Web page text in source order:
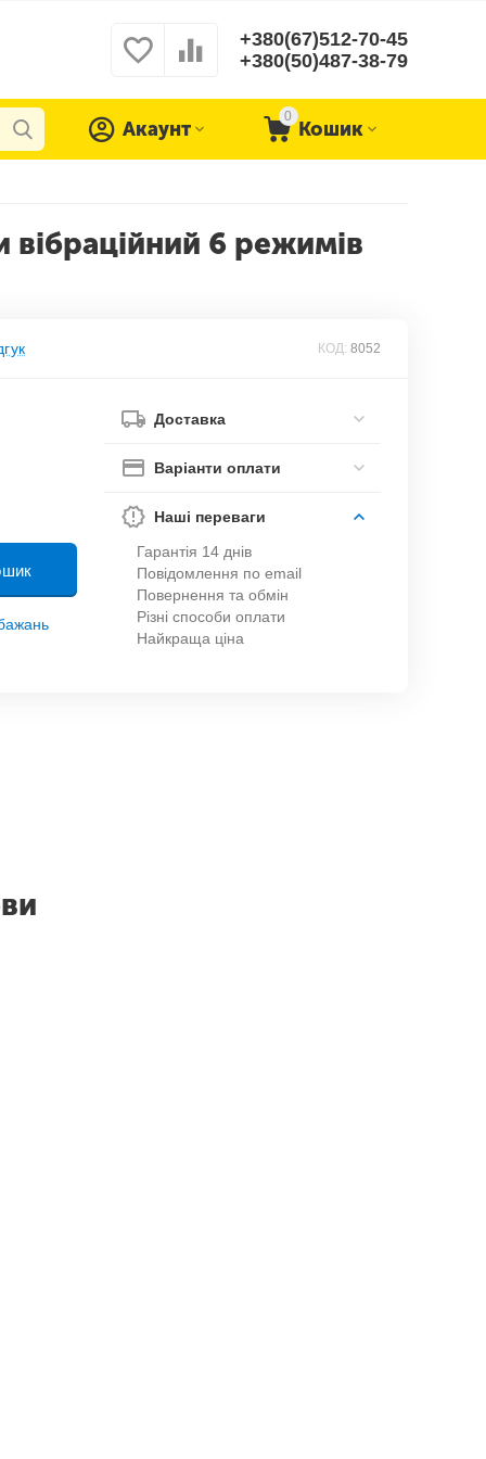
+380(67)512-70-45
+380(50)487-38-79
0
Кошик
Акаунт
6 режимів
КОД: 8052
Доставка
Варіанти оплати
Наші переваги
Гарантія 14 днів
Повідомлення по email
Повернення та обмін
Різні способи оплати
Найкраща ціна